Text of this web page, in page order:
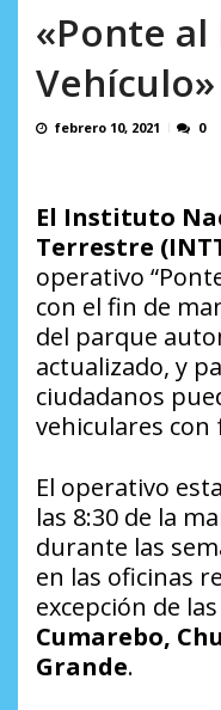
«Ponte al
Vehículo»
febrero 10, 2021 0
El Instituto
Terrestre
operativo
con el fin de
del parque
actualizado, y
ciudadanos
vehiculares con
El operativo
las 8:30 de la
durante las
en las oficinas
excepción de
Cumarebo,
Grande.